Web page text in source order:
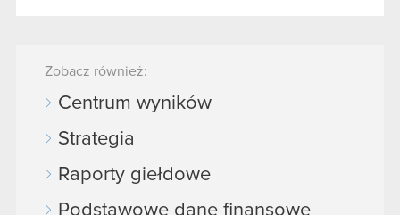
Zobacz również:
Centrum wyników
Strategia
Raporty giełdowe
Podstawowe dane finansowe